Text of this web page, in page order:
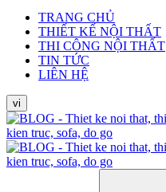
TRANG CHỦ
THIẾT KẾ NỘI THẤT
THI CÔNG NỘI THẤT
TIN TỨC
LIÊN HỆ
vi